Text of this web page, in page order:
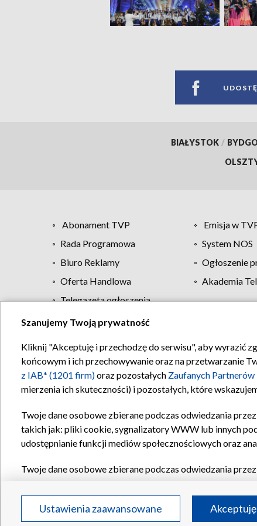
BIAŁYSTOK /
Abonament TVP Emisja w
Rada Programowa
System NOS
Biuro Reklamy
Ogłoszenie
Oferta Handlowa
Akademia
Telegazeta ogłoszenia
Regulamin TVP
Szanujemy Twoją prywatność
Kliknij "Akceptuję i przechodzę do serwisu", aby wyrazić
końcowym i ich przechowywanie oraz na przetwarzanie
z IAB* (1201 firm)oraz pozostałych Zaufanych
mierzenia ich skuteczności) i pozostałych, które
Twoje dane osobowe zbierane podczas odwiedzania
takich jak: pliki cookie, sygnalizatory WWW lub innych
udostępnianie funkcji mediów społecznościowych oraz
Twoje dane osobowe zbierane podczas odwiedzania
Partnerów TVPdla realizacji następujących celów i
reklam, tworzenia profilu spersonalizowanych reklam,
Ustawienia zaawansowane